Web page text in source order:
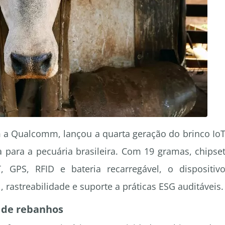
Qualcomm, lançou a quarta geração do brinco IoT
a pecuária brasileira. Com 19 gramas, chipset
GPS, RFID e bateria recarregável, o dispositivo
e suporte a práticas ESG auditáveis.
rebanhos